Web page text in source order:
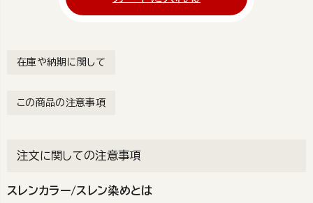
在庫や納期に関して
この商品の注意事項
注文に関しての注意事項
スレンカラー/スレン染めとは